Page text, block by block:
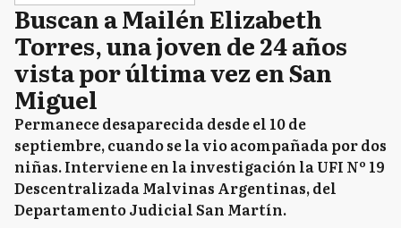
Buscan a Mailén Elizabeth
Torres, una joven de 24 años
vista por última vez en San
Miguel
Permanece desaparecida desde el 10 de
septiembre, cuando se la vio acompañada por dos
niñas. Interviene en la investigación la UFI Nº 19
Descentralizada Malvinas Argentinas, del
Departamento Judicial San Martín.